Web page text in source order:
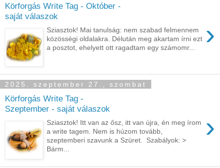
Körforgás Write Tag - Október -
saját válaszok
›
Sziasztok! Mai tanulság: nem szabad felmennem
közösségi oldalakra. Délután meg akartam írni ezt
a posztot, ehelyett ott ragadtam egy számomr...
2025. szeptember 27., szombat
Körforgás Write Tag -
Szeptember - saját válaszok
›
Sziasztok! Itt van az ősz, itt van újra, én meg írom
a write tagem. Nem is húzom tovább,
szeptemberi szavunk a Szüret. Szabályok: >
Bárm...